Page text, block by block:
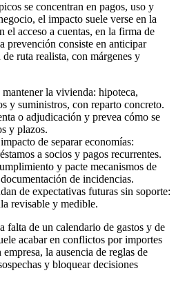
se concentran en pagos, uso y
el impacto suele verse en la
el acceso a cuentas, en la firma de
prevención consiste en anticipar
ruta realista, con márgenes y
la vivienda: hipoteca,
y suministros, con reparto concreto.
o adjudicación y prevea cómo se
y plazos.
de separar economías:
a socios y pagos recurrentes.
y pacte mecanismos de
de incidencias.
de expectativas futuras sin soporte:
revisable y medible.
falta de un calendario de gastos y de
acabar en conflictos por importes
la ausencia de reglas de
y bloquear decisiones